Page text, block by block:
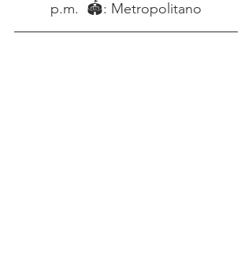
p.m.  🏟: Metropolitano